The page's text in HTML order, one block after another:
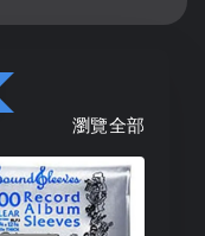
瀏覽全部